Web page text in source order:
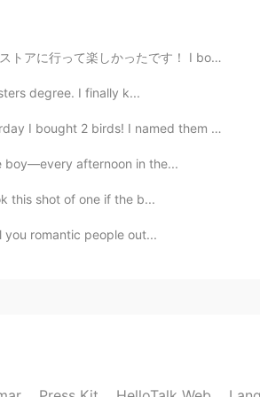
2019.07.27 11:52
I bought two hats 👒 for the next time when I ca...
degree. I finally k...
them Elsa and Snow. 少し時間あったの...
boy—every afternoon in the...
this shot of one if the b...
romantic people out...